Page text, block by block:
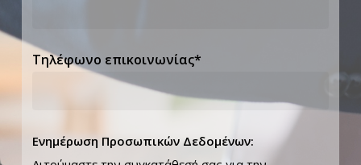
Τηλέφωνο επικοινωνίας*
Ενημέρωση Προσωπικών Δεδομένων: